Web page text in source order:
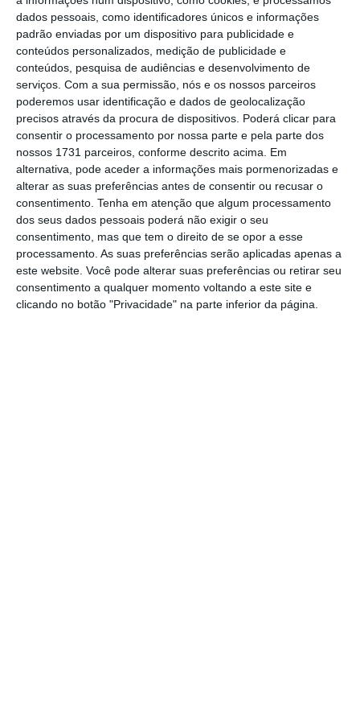
dados pessoais, como identificadores únicos e informações
padrão enviadas por um dispositivo para publicidade e
conteúdos personalizados, medição de publicidade e
conteúdos, pesquisa de audiências e desenvolvimento de
serviços. Com a sua permissão, nós e os nossos parceiros
poderemos usar identificação e dados de geolocalização
precisos através da procura de dispositivos. Poderá clicar para
consentir o processamento por nossa parte e pela parte dos
nossos 1731 parceiros, conforme descrito acima. Em
alternativa, pode aceder a informações mais pormenorizadas e
alterar as suas preferências antes de consentir ou recusar o
consentimento. Tenha em atenção que algum processamento
dos seus dados pessoais poderá não exigir o seu
consentimento, mas que tem o direito de se opor a esse
processamento. As suas preferências serão aplicadas apenas a
este website. Você pode alterar suas preferências ou retirar seu
consentimento a qualquer momento voltando a este site e
clicando no botão "Privacidade" na parte inferior da página.
A informação foicomunicada esta terça-feira
à Comissão do Mercado de Valores Mobiliários
(CMVM), por tratar-se de uma posição
qualificada numa empresa na bolsa
portuguesa.Os mais de 10% da Global
Portfolio Investments coloca este fundo com
sede em Málaga na segunda posição da
tabela da estrutura acionista dos CTT,
destronando o fundo GreenWood Builders e
mesmo o Norges Bank, fundo soberano da
Noruega. É apenas superada pelos 13,12%
controlados pelaholdingManuel
Champalimaud, antiga Gestmin.